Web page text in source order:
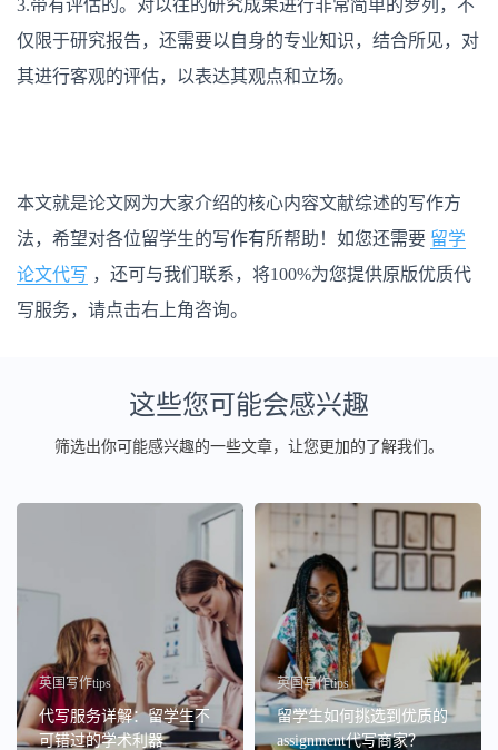
3.带有评估的。对以往的研究成果进行非常简单的罗列，不
仅限于研究报告，还需要以自身的专业知识，结合所见，对
其进行客观的评估，以表达其观点和立场。
本文就是论文网为大家介绍的核心内容文献综述的写作方
法，希望对各位留学生的写作有所帮助！如您还需要 留学
论文代写 ，还可与我们联系，将100%为您提供原版优质代
写服务，请点击右上角咨询。
这些您可能会感兴趣
筛选出你可能感兴趣的一些文章，让您更加的了解我们。
英国写作tips
代写服务详解：留学生不
可错过的学术利器
英国写作tips
留学生如何挑选到优质的
assignment代写商家？